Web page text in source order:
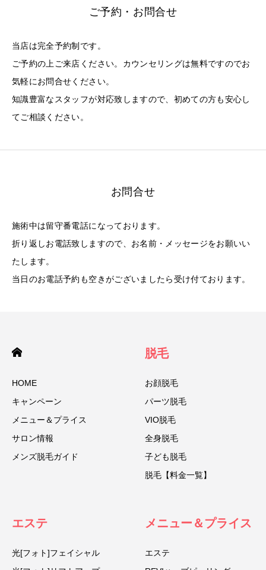
ご予約・お問合せ
当店は完全予約制です。
ご予約の上ご来店ください。カウンセリングは無料ですのでお
気軽にお問合せください。
知識豊富なスタッフが対応致しますので、初めての方も安心し
てご相談ください。
お問合せ
施術中は留守番電話になっております。
折り返しお電話致しますので、お名前・メッセージをお願いい
たします。
当日のお電話予約も空きがございましたら受け付ております。
HOME
キャンペーン
メニュー＆プライス
サロン情報
メンズ脱毛ガイド
脱毛
お顔脱毛
パーツ脱毛
VIO脱毛
全身脱毛
子ども脱毛
脱毛【料金一覧】
エステ
光[フォト]フェイシャル
メニュー＆プライス
エステ